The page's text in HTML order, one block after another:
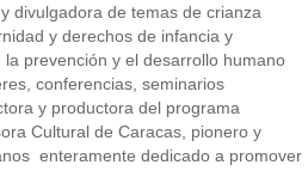
divulgadora de temas de crianza
y derechos de infancia y
prevención y el desarrollo humano
conferencias, seminarios
y productora del programa
Cultural de Caracas, pionero y
enteramente dedicado a promover